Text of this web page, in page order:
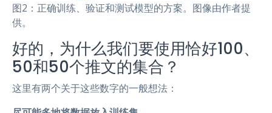
图2：正确训练、验证和测试模型的方案。图像由作者提
供。
好的，为什么我们要使用恰好100、
50和50个推文的集合？
这里有两个关于这些数字的一般想法：